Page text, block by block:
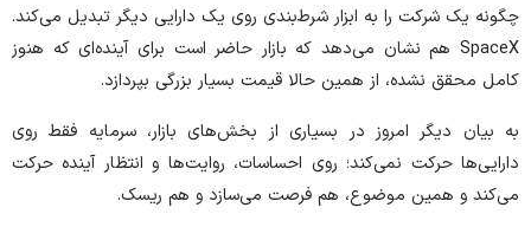
چگونه یک شرکت را به ابزار شرط‌بندی روی یک دارایی دیگر تبدیل می‌کند.
SpaceX هم نشان می‌دهد که بازار حاضر است برای آینده‌ای که هنوز
کامل محقق نشده، از همین حالا قیمت بسیار بزرگی بپردازد.
به بیان دیگر امروز در بسیاری از بخش‌های بازار، سرمایه فقط روی
دارایی‌ها حرکت نمی‌کند؛ روی احساسات، روایت‌ها و انتظار آینده حرکت
می‌کند و همین موضوع، هم فرصت می‌سازد و هم ریسک.